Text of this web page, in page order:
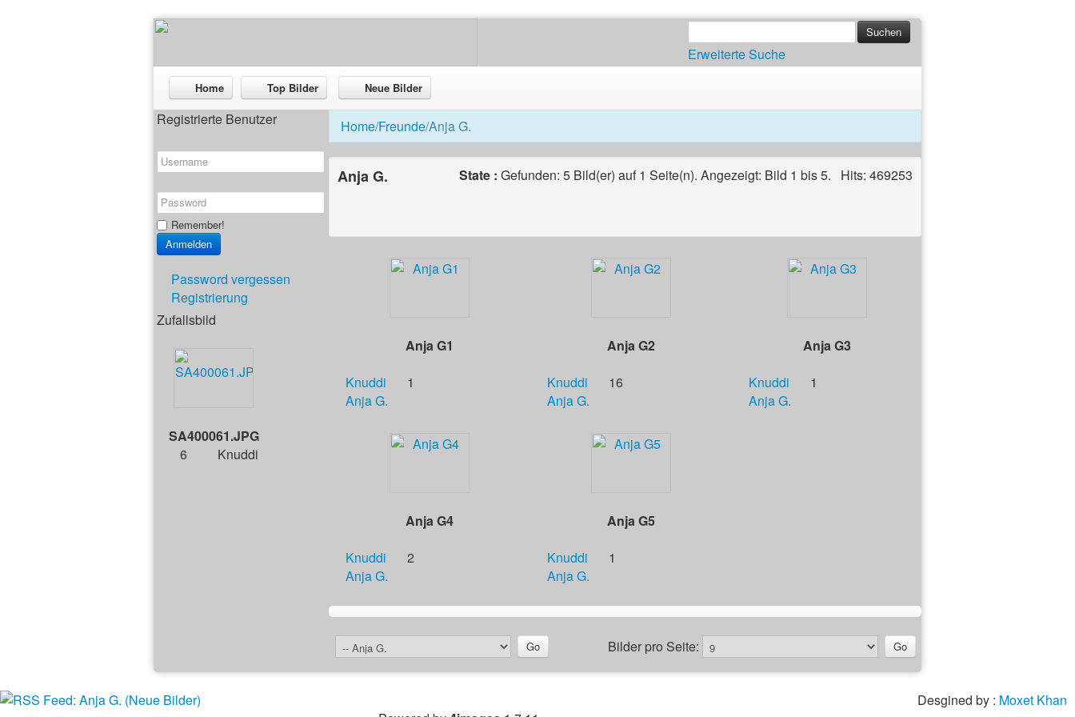
Erweiterte Suche
Home Top Bilder Neue Bilder
Registrierte Benutzer
Remember!
Password vergessen
Registrierung
Zufallsbild
SA400061.JPG
6
Knuddi
Home/Freunde/Anja G.
Anja G. State : Gefunden: 5 Bild(er) auf 1 Seite(n). Angezeigt: Bild 1 bis 5. Hits: 469253
Anja G1
Knuddi
1
Anja G.
Anja G2
Knuddi
16
Anja G.
Anja G3
Knuddi
1
Anja G.
Anja G4
Knuddi
2
Anja G.
Anja G5
Knuddi
1
Anja G.
Bilder pro Seite:
Desgined by : Moxet Khan